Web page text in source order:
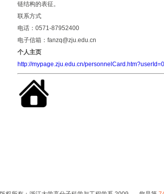
链结构的表征。
联系方式
电话：0571-87952400
电子信箱：fanzq@zju.edu.cn
个人主页
http://mypage.zju.edu.cn/